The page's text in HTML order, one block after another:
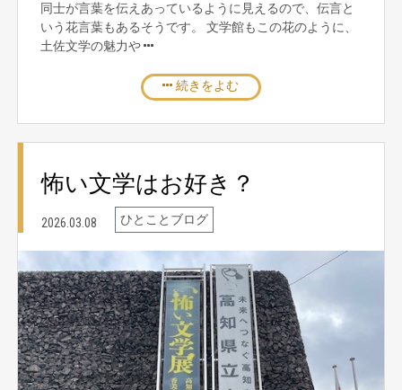
同士が言葉を伝えあっているように見えるので、伝言と
いう花言葉もあるそうです。 文学館もこの花のように、
土佐文学の魅力や
続きをよむ
怖い文学はお好き？
2026.03.08 ひとことブログ